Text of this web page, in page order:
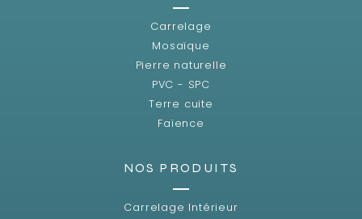
Carrelage
Mosaïque
Pierre naturelle
PVC - SPC
Terre cuite
Faïence
NOS PRODUITS
Carrelage Intérieur